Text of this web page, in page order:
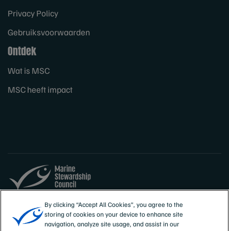
Privacy Policy
Gebruiksvoorwaarden
Ontdek
Wat is MSC
MSC heeft impact
België
Nederlands (België)
By clicking “Accept All Cookies”, you agree to the
storing of cookies on your device to enhance site
navigation, analyze site usage, and assist in our